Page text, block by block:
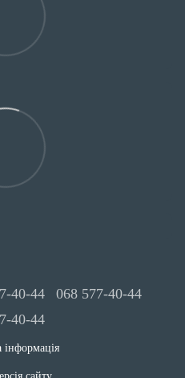
40-44
068 577-40-44
40-44
інформація